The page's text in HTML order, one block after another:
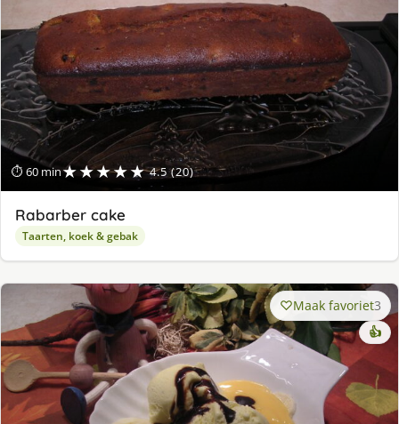
⏱ 60 min★★★★★ 4.5 (20)
Rabarber cake
Taarten, koek & gebak
Maak favoriet3
👍